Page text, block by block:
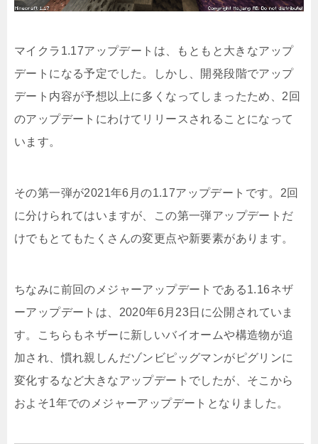
マイクラ1.17アップデートは、もともと大きなアップ
デートになる予定でした。しかし、開発段階でアップ
デート内容が予想以上に多くなってしまったため、2回
のアップデートにわけてリリースされることになって
います。
その第一弾が2021年6月の1.17アップデートです。2回
に分けられてはいますが、この第一弾アップデートだ
けでもとてもたくさんの変更点や新要素があります。
ちなみに前回のメジャーアップデートである1.16ネザ
ーアップデートは、2020年6月23日に公開されていま
す。こちらもネザーに新しいバイオームや構造物が追
加され、慣れ親しんだゾンビピッグマンがピグリンに
変化するなど大きなアップデートでしたが、そこから
およそ1年でのメジャーアップデートとなりました。